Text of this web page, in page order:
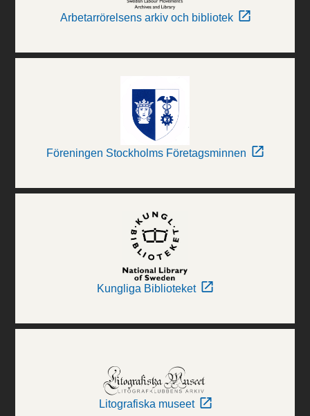
Arbetarrörelsens arkiv och bibliotek
Föreningen Stockholms Företagsminnen
Kungliga Biblioteket
Litografiska museet